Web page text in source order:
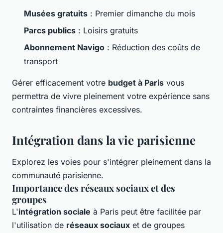
Musées gratuits : Premier dimanche du mois
Parcs publics : Loisirs gratuits
Abonnement Navigo : Réduction des coûts de
transport
Gérer efficacement votre budget à Paris vous
permettra de vivre pleinement votre expérience sans
contraintes financières excessives.
Intégration dans la vie parisienne
Explorez les voies pour s'intégrer pleinement dans la
communauté parisienne.
Importance des réseaux sociaux et des
groupes
L'intégration sociale à Paris peut être facilitée par
l'utilisation de réseaux sociaux et de groupes